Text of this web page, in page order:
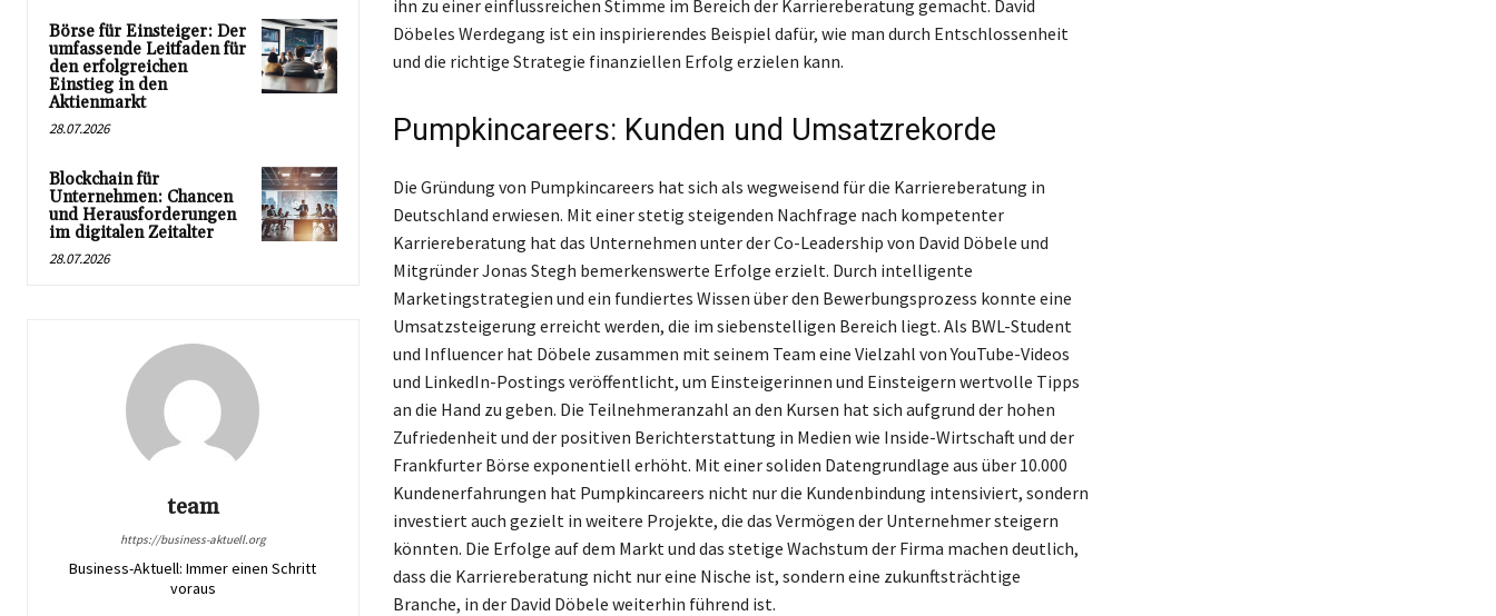
Börse für Einsteiger: Der
umfassende Leitfaden für
den erfolgreichen
Einstieg in den
Aktienmarkt
28.07.2026
Blockchain für
Unternehmen: Chancen
und Herausforderungen
im digitalen Zeitalter
28.07.2026
team
https://business-aktuell.org
Business-Aktuell: Immer einen Schritt
voraus
ihn zu einer einflussreichen Stimme im Bereich der Karriereberatung gemacht. David
Döbeles Werdegang ist ein inspirierendes Beispiel dafür, wie man durch Entschlossenheit
und die richtige Strategie finanziellen Erfolg erzielen kann.
Pumpkincareers: Kunden und Umsatzrekorde
Die Gründung von Pumpkincareers hat sich als wegweisend für die Karriereberatung in
Deutschland erwiesen. Mit einer stetig steigenden Nachfrage nach kompetenter
Karriereberatung hat das Unternehmen unter der Co-Leadership von David Döbele und
Mitgründer Jonas Stegh bemerkenswerte Erfolge erzielt. Durch intelligente
Marketingstrategien und ein fundiertes Wissen über den Bewerbungsprozess konnte eine
Umsatzsteigerung erreicht werden, die im siebenstelligen Bereich liegt. Als BWL-Student
und Influencer hat Döbele zusammen mit seinem Team eine Vielzahl von YouTube-Videos
und LinkedIn-Postings veröffentlicht, um Einsteigerinnen und Einsteigern wertvolle Tipps
an die Hand zu geben. Die Teilnehmeranzahl an den Kursen hat sich aufgrund der hohen
Zufriedenheit und der positiven Berichterstattung in Medien wie Inside-Wirtschaft und der
Frankfurter Börse exponentiell erhöht. Mit einer soliden Datengrundlage aus über 10.000
Kundenerfahrungen hat Pumpkincareers nicht nur die Kundenbindung intensiviert, sondern
investiert auch gezielt in weitere Projekte, die das Vermögen der Unternehmer steigern
könnten. Die Erfolge auf dem Markt und das stetige Wachstum der Firma machen deutlich,
dass die Karriereberatung nicht nur eine Nische ist, sondern eine zukunftsträchtige
Branche, in der David Döbele weiterhin führend ist.